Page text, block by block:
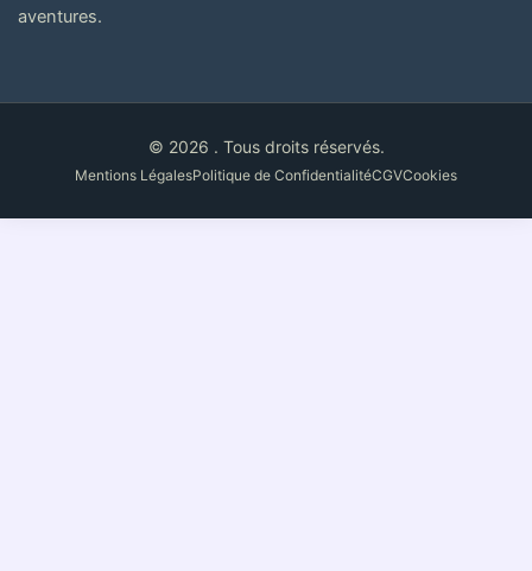
aventures.
© 2026 . Tous droits réservés.
Mentions LégalesPolitique de ConfidentialitéCGVCookies